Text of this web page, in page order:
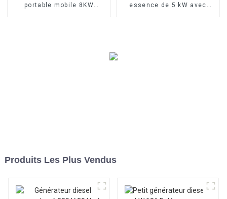
portable mobile 8KW
essence de 5 kW avec
Produits Les Plus Vendus